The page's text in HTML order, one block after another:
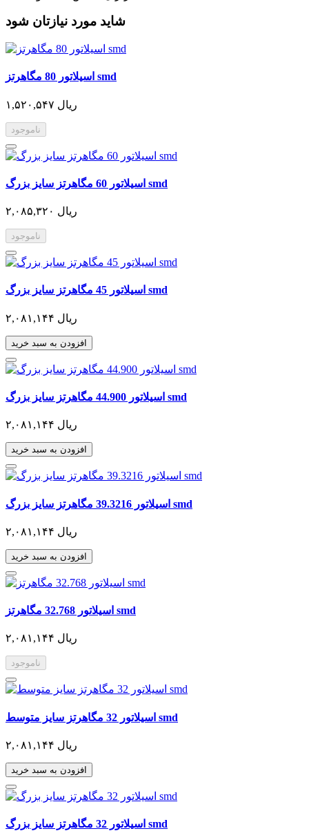
شاید مورد نیازتان شود
اسیلاتور 80 مگاهرتز smd
۱,۵۲۰,۵۴۷ ریال
ناموجود
اسیلاتور 60 مگاهرتز سایز بزرگ smd
۲,۰۸۵,۳۲۰ ریال
ناموجود
اسیلاتور 45 مگاهرتز سایز بزرگ smd
۲,۰۸۱,۱۴۴ ریال
افزودن به سبد خرید
اسیلاتور 44.900 مگاهرتز سایز بزرگ smd
۲,۰۸۱,۱۴۴ ریال
افزودن به سبد خرید
اسیلاتور 39.3216 مگاهرتز سایز بزرگ smd
۲,۰۸۱,۱۴۴ ریال
افزودن به سبد خرید
اسیلاتور 32.768 مگاهرتز smd
۲,۰۸۱,۱۴۴ ریال
ناموجود
اسیلاتور 32 مگاهرتز سایز متوسط smd
۲,۰۸۱,۱۴۴ ریال
افزودن به سبد خرید
اسیلاتور 32 مگاهرتز سایز بزرگ smd